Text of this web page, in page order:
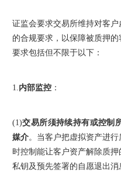
证监会要求交易所维持对客
的合规要求，以保障被质押
要求包括但不限于以下：
1.内部监控 ：
(1)交易所须持续持有或控制
媒介。当客户把虚拟资产进
时控制能让客户资产解除质
私钥及预先签署的自愿退出